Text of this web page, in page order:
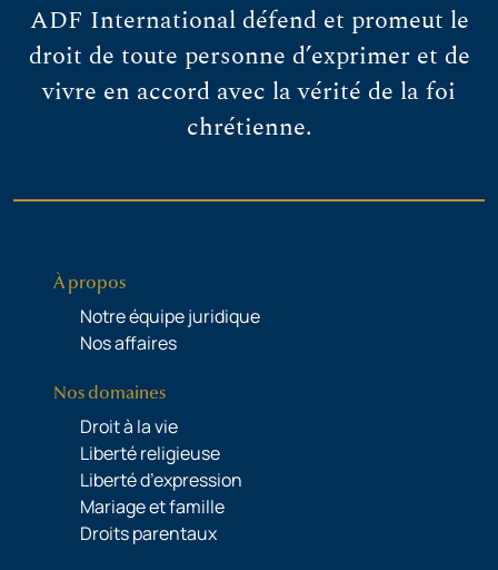
ADF International défend et promeut le
droit de toute personne d’exprimer et de
vivre en accord avec la vérité de la foi
chrétienne.
À propos
Notre équipe juridique
Nos affaires
Nos domaines
Droit à la vie
Liberté religieuse
Liberté d’expression
Mariage et famille
Droits parentaux